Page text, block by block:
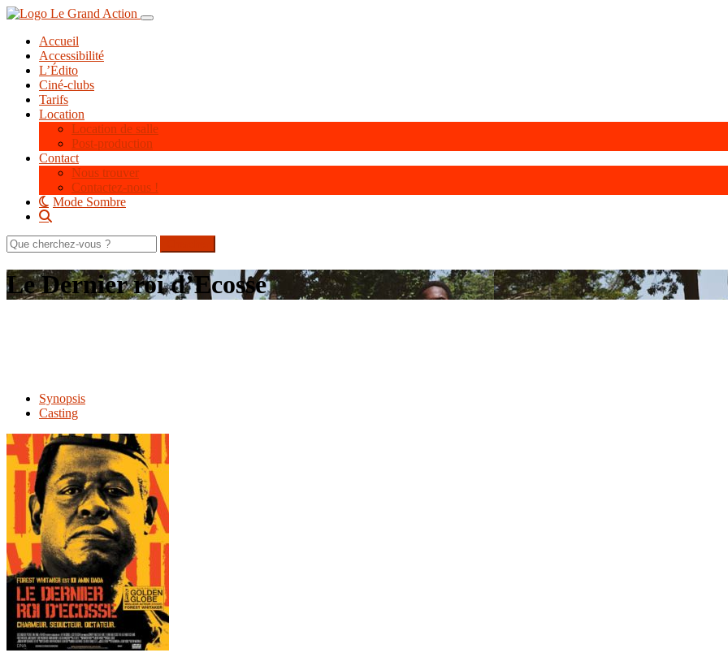
Aller
contenu
principal
Toggle navigation
Accueil
Accessibilité
L’Édito
Ciné-clubs
Tarifs
Location
Location de salle
Post-production
Contact
Nous trouver
Contactez-nous !
Mode Sombre
Rechercher
sur
le
site
Le Dernier roi d’Ecosse
Synopsis
Casting